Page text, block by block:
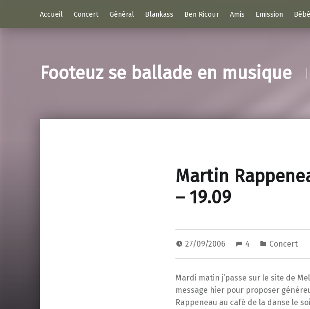
Accueil
Concert Général Blankass Ben Ricour Amis Emission
Footeuz se ballade en musique
Martin
– 19.09
27/09/2006 4 Concert
Mardi matin j’passe sur le site de
message hier pour proposer
Rappeneau au café de la danse le